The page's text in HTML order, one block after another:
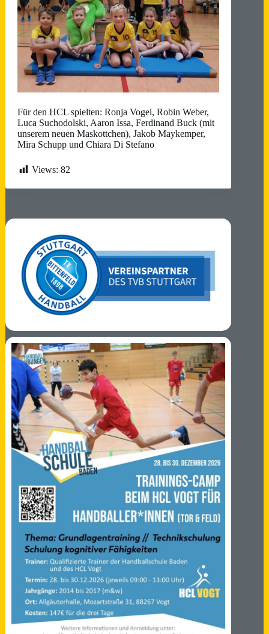
Für den HCL spielten: Ronja Vogel, Robin Weber,
Luca Suchodolski, Aaron Issa, Ferdinand Buck (mit
unserem neuen Maskottchen), Jakob Maykemper,
Mira Schupp und Chiara Di Stefano
Views: 82